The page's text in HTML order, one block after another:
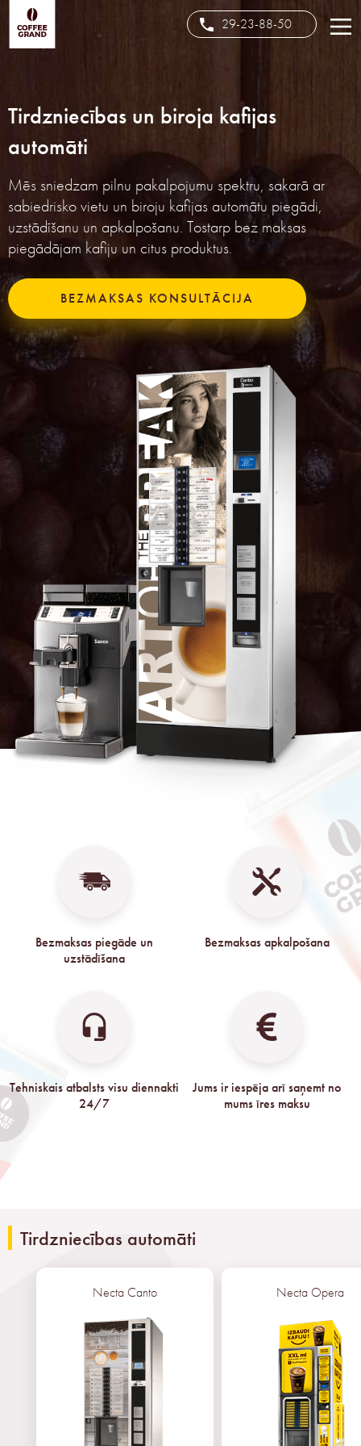
29-23-88-50
Tirdzniecības un biroja kafijas
automāti
Mēs sniedzam pilnu pakalpojumu spektru, sakarā ar
sabiedrisko vietu un biroju kafijas automātu piegādi,
uzstādīšanu un apkalpošanu. Tostarp bez maksas
piegādājam kafiju un citus produktus.
BEZMAKSAS KONSULTĀCIJA
Bezmaksas piegāde un
uzstādīšana
Bezmaksas apkalpošana
Tehniskais atbalsts visu diennakti
24/7
Jums ir iespēja arī saņemt no
mums īres maksu
Tirdzniecības automāti
Necta Canto Necta Opera